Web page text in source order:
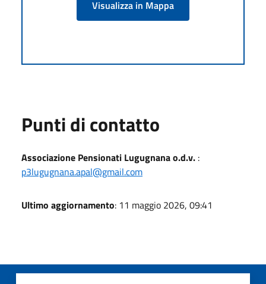
Visualizza in Mappa
Punti di contatto
Associazione Pensionati Lugugnana o.d.v. :
p3lugugnana.apal@gmail.com
Ultimo aggiornamento: 11 maggio 2026, 09:41